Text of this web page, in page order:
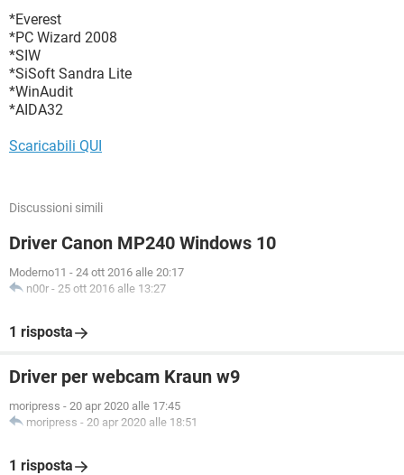
*Everest
*PC Wizard 2008
*SIW
*SiSoft Sandra Lite
*WinAudit
*AIDA32
Scaricabili QUI
Discussioni simili
Driver Canon MP240 Windows 10
Moderno11 - 24 ott 2016 alle 20:17
n00r - 25 ott 2016 alle 13:27
1 risposta
Driver per webcam Kraun w9
moripress - 20 apr 2020 alle 17:45
moripress - 20 apr 2020 alle 18:51
1 risposta